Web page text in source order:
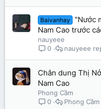
Baivanhay
"Nước
Nam Cao trước
nauyeee
0
nauyeee
Chân dung Thị
Nam Cao
Phong Cầm
0
Phong Cầm